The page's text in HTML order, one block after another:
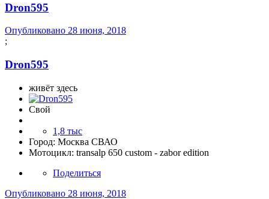
Dron595
Опубликовано 28 июня, 2018
;
Dron595
живёт здесь
Свой
1,8 тыс
Город: Москва СВАО
Мотоцикл: transalp 650 custom - zabor edition
Поделиться
Опубликовано 28 июня, 2018